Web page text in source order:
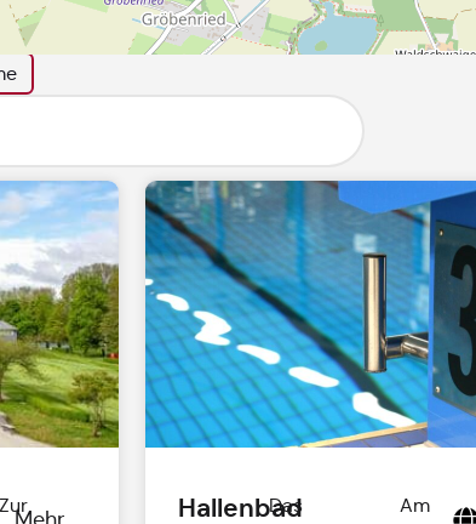
Spielplätze Sport- und Freizeitanlagen
Zur
Hallenbad
Das
Am